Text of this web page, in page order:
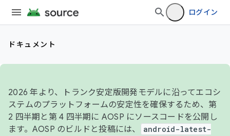
ログイン
ドキュメント
2026 年より、トランク安定版開発モデルに沿ってエコシ
ステムのプラットフォームの安定性を確保するため、第
2 四半期と第 4 四半期に AOSP にソースコードを公開し
ます。AOSP のビルドと投稿には、
android-latest-